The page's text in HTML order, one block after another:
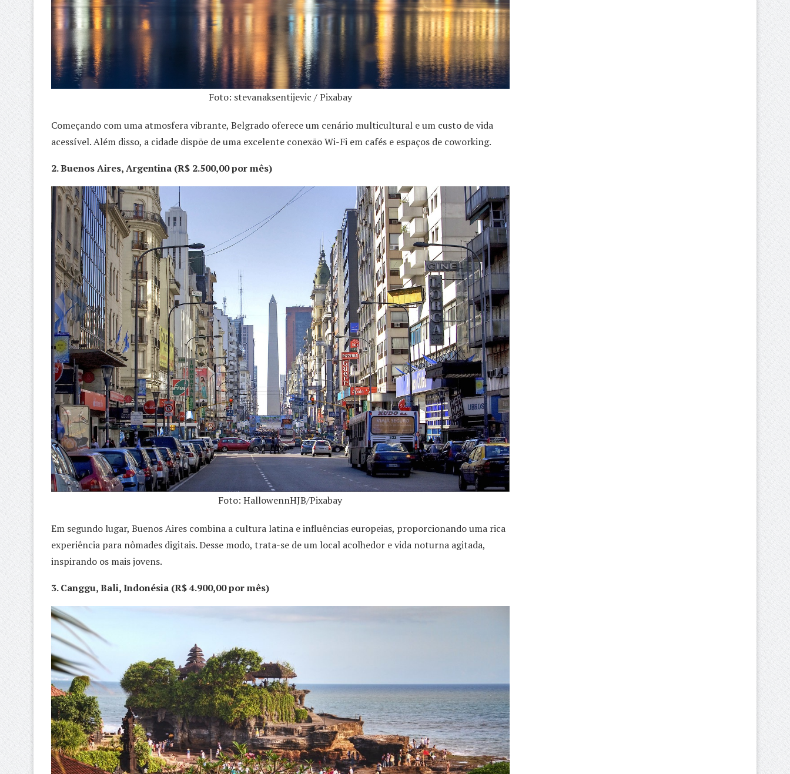
Foto: stevanaksentijevic / Pixabay
Começando com uma atmosfera vibrante, Belgrado oferece um cenário multicultural e um custo de vida
acessível. Além disso, a cidade dispõe de uma excelente conexão Wi-Fi em cafés e espaços de coworking.
2. Buenos Aires, Argentina (R$ 2.500,00 por mês)
Foto: HallowennHJB/Pixabay
Em segundo lugar, Buenos Aires combina a cultura latina e influências europeias, proporcionando uma rica
experiência para nômades digitais. Desse modo, trata-se de um local acolhedor e vida noturna agitada,
inspirando os mais jovens.
3. Canggu, Bali, Indonésia (R$ 4.900,00 por mês)